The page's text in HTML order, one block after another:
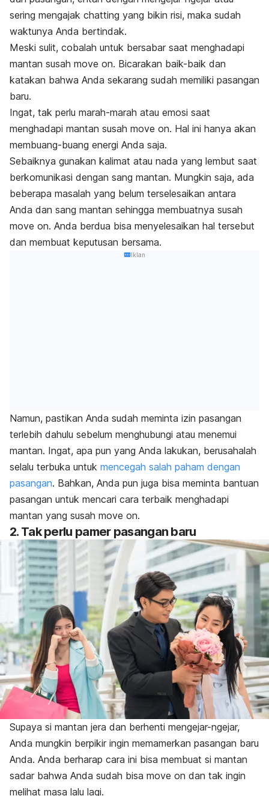
sering mengajak chatting yang bikin risi, maka sudah
waktunya Anda bertindak.
Meski sulit, cobalah untuk bersabar saat menghadapi
mantan susah move on. Bicarakan baik-baik dan
katakan bahwa Anda sekarang sudah memiliki pasangan
baru.
Ingat, tak perlu marah-marah atau emosi saat
menghadapi mantan susah move on. Hal ini hanya akan
membuang-buang energi Anda saja.
Sebaiknya gunakan kalimat atau nada yang lembut saat
berkomunikasi dengan sang mantan. Mungkin saja, ada
beberapa masalah yang belum terselesaikan antara
Anda dan sang mantan sehingga membuatnya susah
move on. Anda berdua bisa menyelesaikan hal tersebut
dan membuat keputusan bersama.
Iklan
Namun, pastikan Anda sudah meminta izin pasangan
terlebih dahulu sebelum menghubungi atau menemui
mantan. Ingat, apa pun yang Anda lakukan, berusahalah
selalu terbuka untuk mencegah salah paham dengan
pasangan. Bahkan, Anda pun juga bisa meminta bantuan
pasangan untuk mencari cara terbaik menghadapi
mantan yang susah move on.
2. Tak perlu pamer pasangan baru
Supaya si mantan jera dan berhenti mengejar-ngejar,
Anda mungkin berpikir ingin memamerkan pasangan baru
Anda. Anda berharap cara ini bisa membuat si mantan
sadar bahwa Anda sudah bisa move on dan tak ingin
melihat masa lalu lagi.